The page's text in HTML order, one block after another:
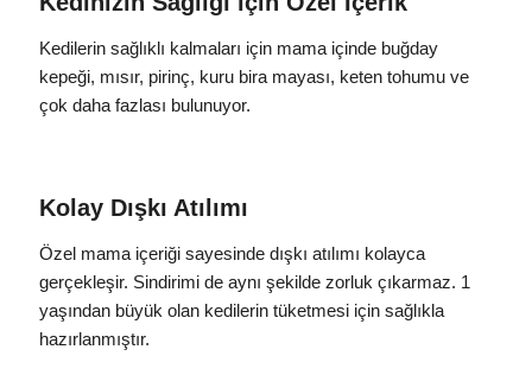
Kedilerin sağlıklı kalmaları için mama içinde buğday
kepeği, mısır, pirinç, kuru bira mayası, keten tohumu ve
çok daha fazlası bulunuyor.
Kolay Dışkı Atılımı
Özel mama içeriği sayesinde dışkı atılımı kolayca
gerçekleşir. Sindirimi de aynı şekilde zorluk çıkarmaz. 1
yaşından büyük olan kedilerin tüketmesi için sağlıkla
hazırlanmıştır.